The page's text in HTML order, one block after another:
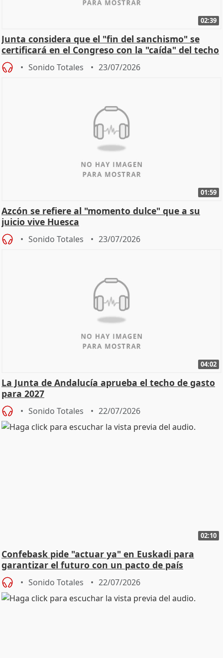
02:39
Junta considera que el "fin del sanchismo" se
certificará en el Congreso con la "caída" del techo
de
Sonido Totales 23/07/2026
01:59
Azcón se refiere al "momento dulce" que a su
juicio vive Huesca
Sonido Totales 23/07/2026
04:02
La Junta de Andalucía aprueba el techo de gasto
para 2027
Sonido Totales 22/07/2026
02:10
Confebask pide "actuar ya" en Euskadi para
garantizar el futuro con un pacto de país
Sonido Totales 22/07/2026